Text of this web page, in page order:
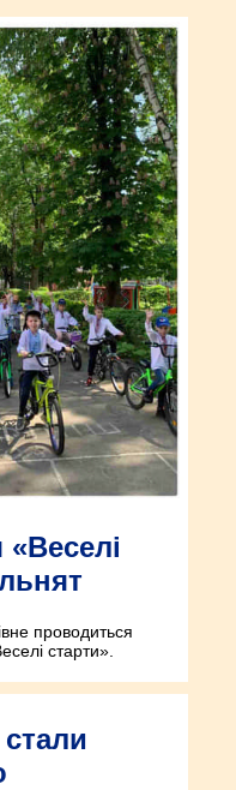
проводиться
старти».